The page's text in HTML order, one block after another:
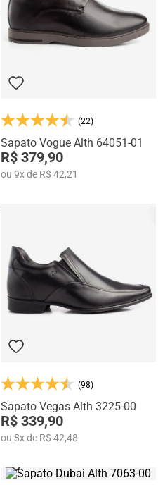
(22)
Sapato Vogue Alth 64051-01
R$ 379,90
ou 9xde R$ 42,21
(98)
Sapato Vegas Alth 3225-00
R$ 339,90
ou 8xde R$ 42,48